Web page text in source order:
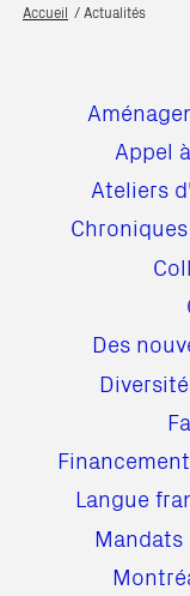
Accueil Actualités
Appel
Ateliers
Chroniques
Des
Langue
Mandats